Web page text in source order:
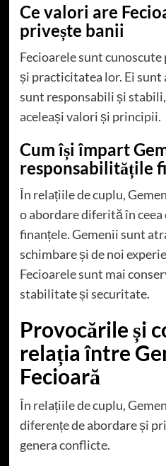
Ce valori are
privește banii
Fecioarele sunt
și practicitatea lor. Ei
sunt responsabili și
aceleași valori și principii.
Cum își împart
responsabilitățile
În relațiile de cuplu,
o abordare diferită în
finanțele. Gemenii sunt
schimbare și de noi
Fecioarele sunt mai
stabilitate și securitate.
Provocările și
relația între
Fecioară
În relațiile de cuplu,
diferențe de abordare și
genera conflicte.